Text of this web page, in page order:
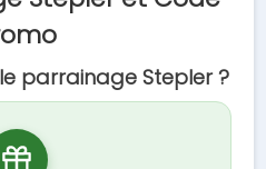
parrainage Stepler ?